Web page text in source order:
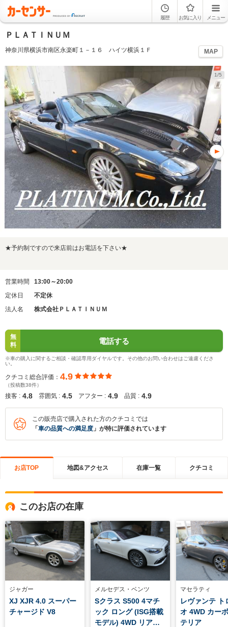
履歴 お気に入り メニュー
ＰＬＡＴＩＮＵＭ
神奈川県横浜市南区永楽町１－１６ ハイツ横浜１Ｆ MAP
1/5
★予約制ですので来店前はお電話を下さい★
営業時間
13:00～20:00
定休日
不定休
法人名
株式会社ＰＬＡＴＩＮＵＭ
無
料
電話する
※車の購入に関するご相談・確認専用ダイヤルです。その他のお問い合わせはご遠慮くださ
い。
クチコミ総合評価： 4.9
（投稿数38件）
接客 : 4.8 雰囲気 : 4.5 アフター : 4.9 品質 : 4.9
この販売店で購入された方のクチコミでは
「 車の品質への満足度 」が特に評価されています
お店TOP 地図&アクセス 在庫一覧 クチコミ
このお店の在庫
ジャガー
XJ XJR 4.0 スーパー
チャージド V8
メルセデス・ベンツ
Sクラス S500 4マチ
ック ロング (ISG搭載
モデル) 4WD リアコ
マセラティ
レヴァンテ ト
オ 4WD カー
テリア